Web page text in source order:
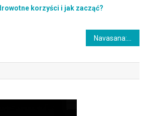
korzyści i jak zacząć?